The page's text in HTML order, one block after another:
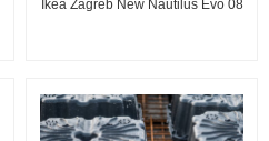
Ikea Zagreb New Nautilus Evo 08